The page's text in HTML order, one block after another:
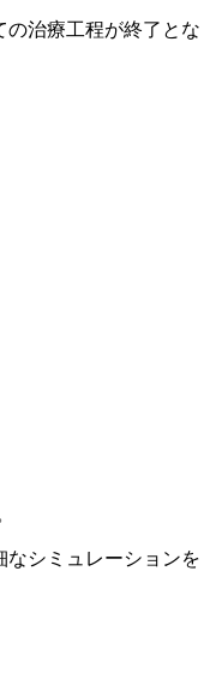
治療工程が終了とな
シミュレーションを